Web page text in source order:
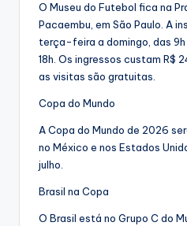
O Museu do Futebol fica na
Pacaembu, em São Paulo. A
terça-feira a domingo, das
18h. Os ingressos custam R$
as visitas são gratuitas.
Copa do Mundo
A Copa do Mundo de 2026
no México e nos Estados
julho.
Brasil na Copa
O Brasil está no Grupo C do